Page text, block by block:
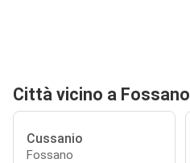
Città vicino a Fossano
Cussanio
Fossano